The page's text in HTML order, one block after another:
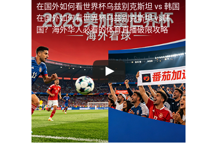
在国外如何看世界杯乌兹别克斯坦 vs 韩国
在国外如何看世界杯乌兹别克斯坦 vs韩
国？海外华人必看的体育直播破限攻略